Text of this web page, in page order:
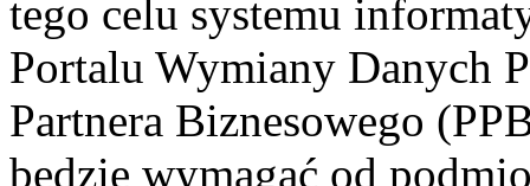
tego celu systemu
Portalu Wymiany Danych
Partnera Biznesowego
będzie wymagać od